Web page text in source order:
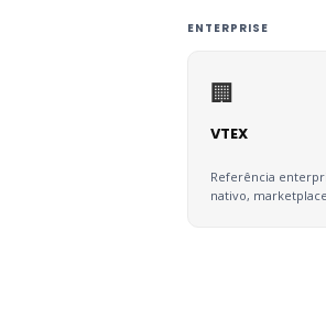
ENTERPRISE
🏢
VTEX
Referência
nativo,